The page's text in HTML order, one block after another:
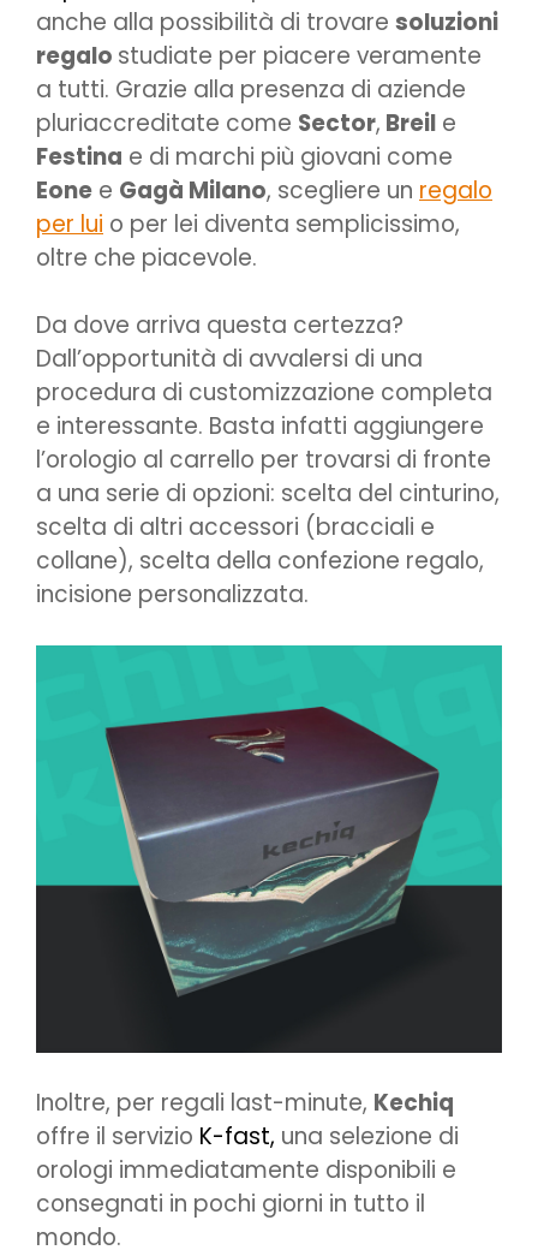
anche alla possibilità di trovare soluzioni
regalo studiate per piacere veramente
a tutti. Grazie alla presenza di aziende
pluriaccreditate come Sector, Breil e
Festina e di marchi più giovani come
Eone e Gagà Milano, scegliere un regalo
per lui o per lei diventa semplicissimo,
oltre che piacevole.
Da dove arriva questa certezza?
Dall’opportunità di avvalersi di una
procedura di customizzazione completa
e interessante. Basta infatti aggiungere
l’orologio al carrello per trovarsi di fronte
a una serie di opzioni: scelta del cinturino,
scelta di altri accessori (bracciali e
collane), scelta della confezione regalo,
incisione personalizzata.
Inoltre, per regali last-minute, Kechiq
offre il servizio K-fast, una selezione di
orologi immediatamente disponibili e
consegnati in pochi giorni in tutto il
mondo.